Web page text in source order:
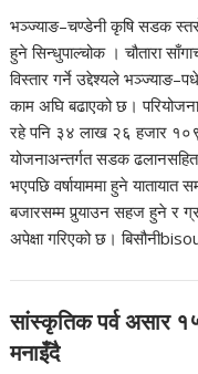
भञ्ज्याङ–चण्डेनी कृषि सडक
हुने सिन्धुपाल्चोक । चौतारा
विस्तार गर्ने उद्देश्यले
काम अघि बढाएको छ।
रहे पनि ३४ लाख २६ हजार १०९
योजनाअन्तर्गत सडक
भएपछि वर्षायाममा हुने
बजारसम्म पुर्‍याउन सहज हुने र
अपेक्षा गरिएको छ।
सांस्कृतिक पर्व असार
मनाइँदै